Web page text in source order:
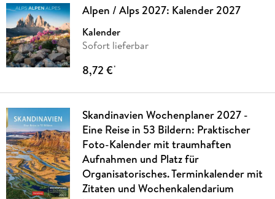
Alpen / Alps 2027: Kalender 2027
Kalender
Sofort lieferbar
8,72 €*
Skandinavien Wochenplaner 2027 -
Eine Reise in 53 Bildern: Praktischer
Foto-Kalender mit traumhaften
Aufnahmen und Platz für
Organisatorisches. Terminkalender mit
Zitaten und Wochenkalendarium